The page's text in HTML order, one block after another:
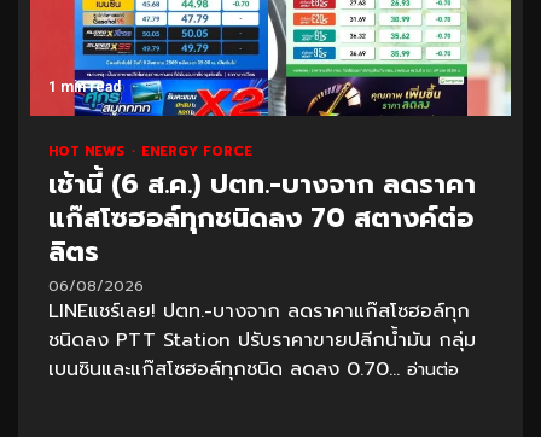
1 min read
HOT NEWS ENERGY FORCE
เช้านี้ (6 ส.ค.) ปตท.-บางจาก ลดราคา
แก๊สโซฮอล์ทุกชนิดลง 70 สตางค์ต่อ
ลิตร
06/08/2026
LINEแชร์เลย! ปตท.-บางจาก ลดราคาแก๊สโซฮอล์ทุก
ชนิดลง PTT Station ปรับราคาขายปลีกน้ำมัน กลุ่ม
เบนซินและแก๊สโซฮอล์ทุกชนิด ลดลง 0.70... อ่านต่อ